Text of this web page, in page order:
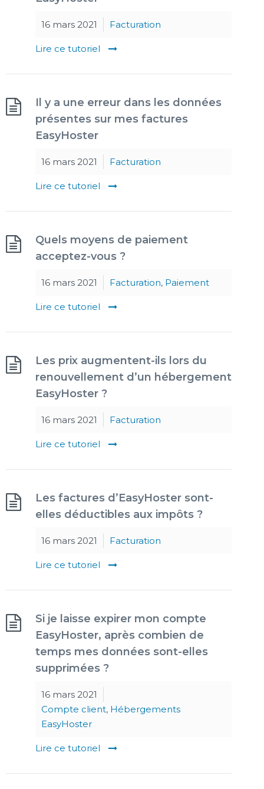
16 mars 2021 Facturation
Lire ce tutoriel
Il y a une erreur dans les données
présentes sur mes factures
EasyHoster
16 mars 2021 Facturation
Lire ce tutoriel
Quels moyens de paiement
acceptez-vous ?
16 mars 2021 Facturation, Paiement
Lire ce tutoriel
Les prix augmentent-ils lors du
renouvellement d’un hébergement
EasyHoster ?
16 mars 2021 Facturation
Lire ce tutoriel
Les factures d’EasyHoster sont-
elles déductibles aux impôts ?
16 mars 2021 Facturation
Lire ce tutoriel
Si je laisse expirer mon compte
EasyHoster, après combien de
temps mes données sont-elles
supprimées ?
16 mars 2021
Compte client, Hébergements
EasyHoster
Lire ce tutoriel